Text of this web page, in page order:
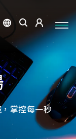
量
無所不在
掌控每一秒
間
供卓越影像處理
新體驗
，開啟互動新篇
界